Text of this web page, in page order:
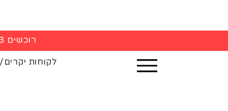
רוכשים 3 חולצות - 5% הנחה בקופה
לקוחות